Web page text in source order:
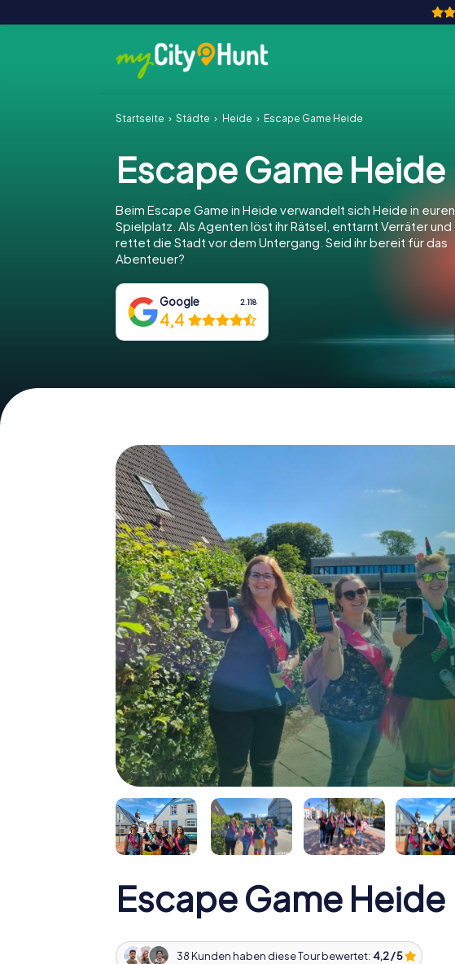
Startseite Städte Heide Escape Game Heide
Escape Game Heide
Beim Escape Game in Heide verwandelt sich Heide in euren
Spielplatz. Als Agenten löst ihr Rätsel, enttarnt Verräter und
rettet die Stadt vor dem Untergang. Seid ihr bereit für das
Abenteuer?
Google 2.118
4,4
Escape Game Heide
38 Kunden haben diese Tour bewertet: 4,2 / 5